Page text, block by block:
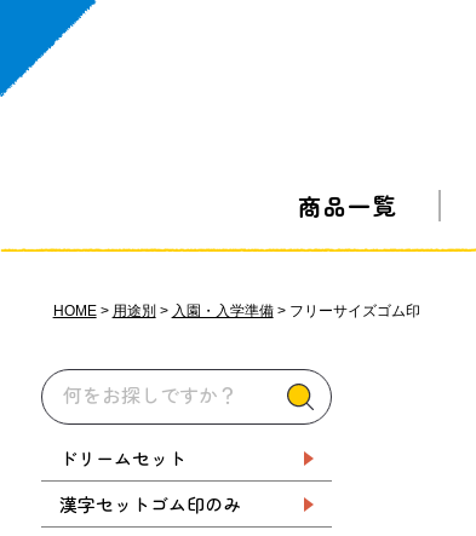
商品一覧
HOME 用途別 入園・入学準備 フリーサイズゴム印
ドリームセット
漢字セットゴム印のみ